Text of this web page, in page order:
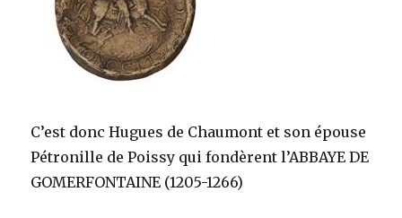
C’est donc Hugues de Chaumont et son épouse
Pétronille de Poissy qui fondèrent l’ABBAYE DE
GOMERFONTAINE (1205-1266)